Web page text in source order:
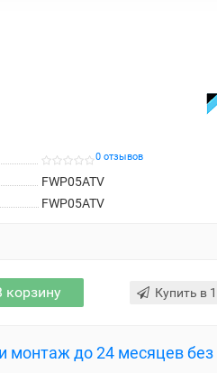
0 отзывов
FWP05ATV
FWP05ATV
корзину Купить в
монтаж до 24 месяцев без